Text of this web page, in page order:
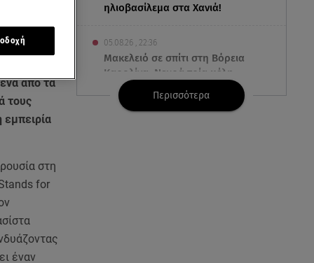
ηλιοβασίλεμα στα Χανιά!
05.08.26 , 22:36
Μακελειό σε σπίτι στη Βόρεια
Καρολίνα: Νεκρά τρία μέλη
οικογένειας
Περισσότερα
από τα
τους
εμπειρία
στη
for
έναν